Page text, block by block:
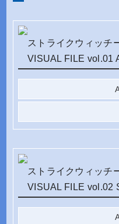
ストライクウィッチ
VISUAL FILE vol.01
ストライクウィッチ
VISUAL FILE vol.02